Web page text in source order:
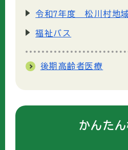
福祉バス
後期高齢者医療
かんた